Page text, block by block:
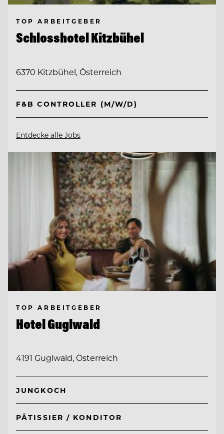
TOP ARBEITGEBER
Schlosshotel Kitzbühel
6370 Kitzbühel, Österreich
F&B CONTROLLER (M/W/D)
Entdecke alle Jobs
TOP ARBEITGEBER
Hotel Guglwald
4191 Guglwald, Österreich
JUNGKOCH
PÂTISSIER / KONDITOR